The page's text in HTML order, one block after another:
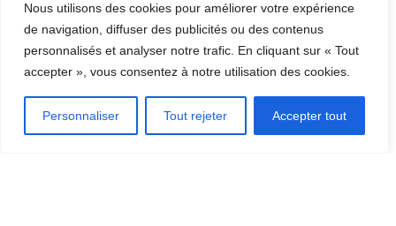
Nous utilisons des cookies pour améliorer votre expérience
de navigation, diffuser des publicités ou des contenus
personnalisés et analyser notre trafic. En cliquant sur « Tout
accepter », vous consentez à notre utilisation des cookies.
Personnaliser Tout rejeter Accepter tout
Bibliothèque collégiale et municipale
de Thetford Mines
671 Boulevard Frontenac O, Thetford Mines, QC G6G 1N1